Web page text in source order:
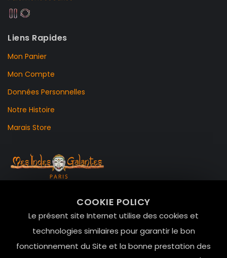
COOKIE POLICY
Le présent site Internet utilise des cookies et
technologies similaires pour garantir le bon
fonctionnement du Site et la bonne prestation des
Liens Rapides
Mon Panier
Mon Compte
Données Personnelles
Notre Histoire
Marais Store
Le Marais, 75004 Paris
contact@mesindesgalantes.com
01.42.72.42.51